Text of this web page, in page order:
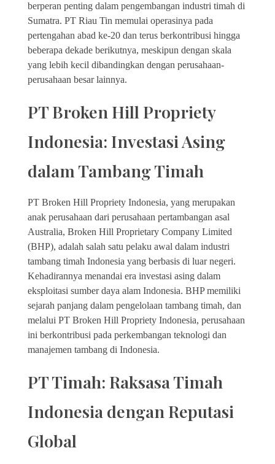
berperan penting dalam pengembangan industri timah di
Sumatra. PT Riau Tin memulai operasinya pada
pertengahan abad ke-20 dan terus berkontribusi hingga
beberapa dekade berikutnya, meskipun dengan skala
yang lebih kecil dibandingkan dengan perusahaan-
perusahaan besar lainnya.
PT Broken Hill Propriety
Indonesia: Investasi Asing
dalam Tambang Timah
PT Broken Hill Propriety Indonesia, yang merupakan
anak perusahaan dari perusahaan pertambangan asal
Australia, Broken Hill Proprietary Company Limited
(BHP), adalah salah satu pelaku awal dalam industri
tambang timah Indonesia yang berbasis di luar negeri.
Kehadirannya menandai era investasi asing dalam
eksploitasi sumber daya alam Indonesia. BHP memiliki
sejarah panjang dalam pengelolaan tambang timah, dan
melalui PT Broken Hill Propriety Indonesia, perusahaan
ini berkontribusi pada perkembangan teknologi dan
manajemen tambang di Indonesia.
PT Timah: Raksasa Timah
Indonesia dengan Reputasi
Global